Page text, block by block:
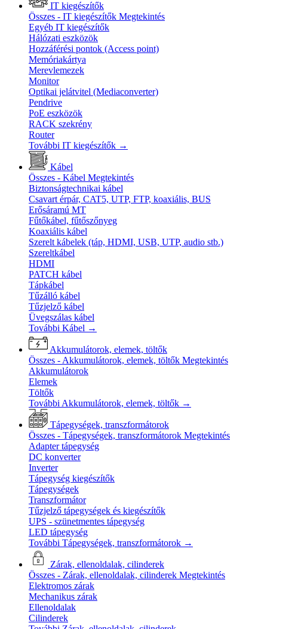
IT kiegészítők
Összes - IT kiegészítők Megtekintés
Egyéb IT kiegészítők
Hálózati eszközök
Hozzáférési pontok (Access point)
Memóriakártya
Merevlemezek
Monitor
Optikai jelátvitel (Mediaconverter)
Pendrive
PoE eszközök
RACK szekrény
Router
További IT kiegészítők →
Kábel
Összes - Kábel Megtekintés
Biztonságtechnikai kábel
Csavart érpár, CAT5, UTP, FTP, koaxiális, BUS
Erősáramú MT
Fűtőkábel, fűtőszőnyeg
Koaxiális kábel
Szerelt kábelek (táp, HDMI, USB, UTP, audio stb.)
Szereltkábel
HDMI
PATCH kábel
Tápkábel
Tűzálló kábel
Tűzjelző kábel
Üvegszálas kábel
További Kábel →
Akkumulátorok, elemek, töltők
Összes - Akkumulátorok, elemek, töltők Megtekintés
Akkumulátorok
Elemek
Töltők
További Akkumulátorok, elemek, töltők →
Tápegységek, transzformátorok
Összes - Tápegységek, transzformátorok Megtekintés
Adapter tápegység
DC konverter
Inverter
Tápegység kiegészítők
Tápegységek
Transzformátor
Tűzjelző tápegységek és kiegészítők
UPS - szünetmentes tápegység
LED tápegység
További Tápegységek, transzformátorok →
Zárak, ellenoldalak, cilinderek
Összes - Zárak, ellenoldalak, cilinderek Megtekintés
Elektromos zárak
Mechanikus zárak
Ellenoldalak
Cilinderek